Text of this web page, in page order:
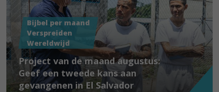
Bijbel per maand
Verspreiden
Wereldwijd
Project van de maand augustus:
Geef een tweede kans aan
gevangenen in El Salvador